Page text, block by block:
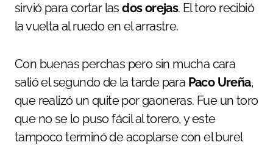
sirvió para cortar lasdos orejas. El toro recibió
la vuelta al ruedo en el arrastre.
Con buenas perchas pero sin mucha cara
salió el segundo de la tarde para Paco Ureña,
que realizó un quite por gaoneras. Fue un toro
que no se lo puso fácil al torero, y este
tampoco terminó de acoplarse con el burel